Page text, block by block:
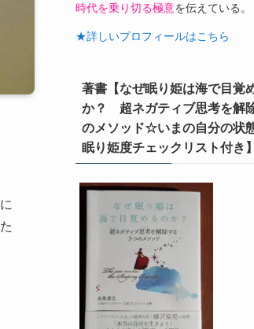
時代を乗り切る極意を伝えている。
★詳しいプロフィールはこちら
著書【なぜ眠り姫は海で目覚
か？ 超ネガティブ思考を解
のメソッド☆いまの自分の状
眠り姫度チェックリスト付き】